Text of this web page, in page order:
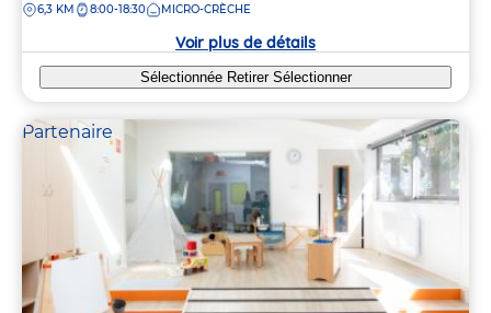
la
DISTANCE
6,3 KM 8:00-18:30 MICRO-CRÈCHE
Voir plus de détails
Sélectionnée Retirer Sélectionner
Partenaire